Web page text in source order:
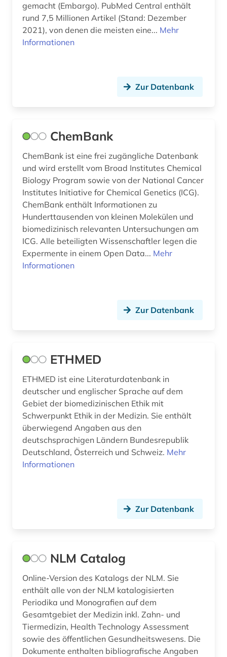
gemacht (Embargo). PubMed Central enthält
rund 7,5 Millionen Artikel (Stand: Dezember
2021), von denen die meisten eine... Mehr
Informationen
Zur Datenbank
ChemBank
ChemBank ist eine frei zugängliche Datenbank
und wird erstellt vom Broad Institutes Chemical
Biology Program sowie von der National Cancer
Institutes Initiative for Chemical Genetics (ICG).
ChemBank enthält Informationen zu
Hunderttausenden von kleinen Molekülen und
biomedizinisch relevanten Untersuchungen am
ICG. Alle beteiligten Wissenschaftler legen die
Expermente in einem Open Data... Mehr
Informationen
Zur Datenbank
ETHMED
ETHMED ist eine Literaturdatenbank in
deutscher und englischer Sprache auf dem
Gebiet der biomedizinischen Ethik mit
Schwerpunkt Ethik in der Medizin. Sie enthält
überwiegend Angaben aus den
deutschsprachigen Ländern Bundesrepublik
Deutschland, Österreich und Schweiz. Mehr
Informationen
Zur Datenbank
NLM Catalog
Online-Version des Katalogs der NLM. Sie
enthält alle von der NLM katalogisierten
Periodika und Monografien auf dem
Gesamtgebiet der Medizin inkl. Zahn- und
Tiermedizin, Health Technology Assessment
sowie des öffentlichen Gesundheitswesens. Die
Dokumente enthalten bibliografische Angaben